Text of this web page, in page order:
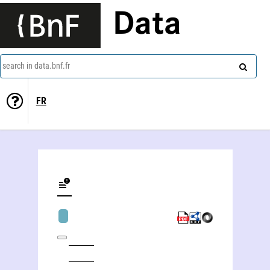
Data
search in data.bnf.fr
FR